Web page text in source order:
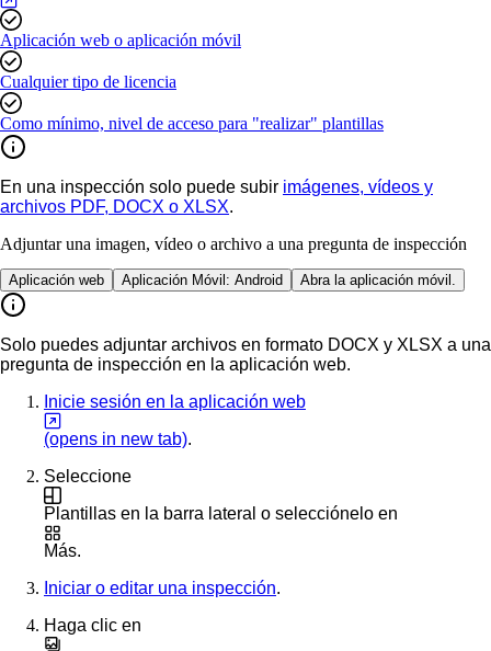
Aplicación web o aplicación móvil
Cualquier tipo de licencia
Como mínimo, nivel de acceso para "realizar" plantillas
En una inspección solo puede subir imágenes, vídeos y
archivos PDF, DOCX o XLSX.
Adjuntar una imagen, vídeo o archivo a una pregunta de inspección
Aplicación web Aplicación Móvil: Android Abra la aplicación móvil.
Solo puedes adjuntar archivos en formato DOCX y XLSX a una
pregunta de inspección en la aplicación web.
Inicie sesión en la aplicación web
(opens in new tab).
Seleccione
Plantillas en la barra lateral o selecciónelo en
Más.
Iniciar o editar una inspección.
Haga clic en